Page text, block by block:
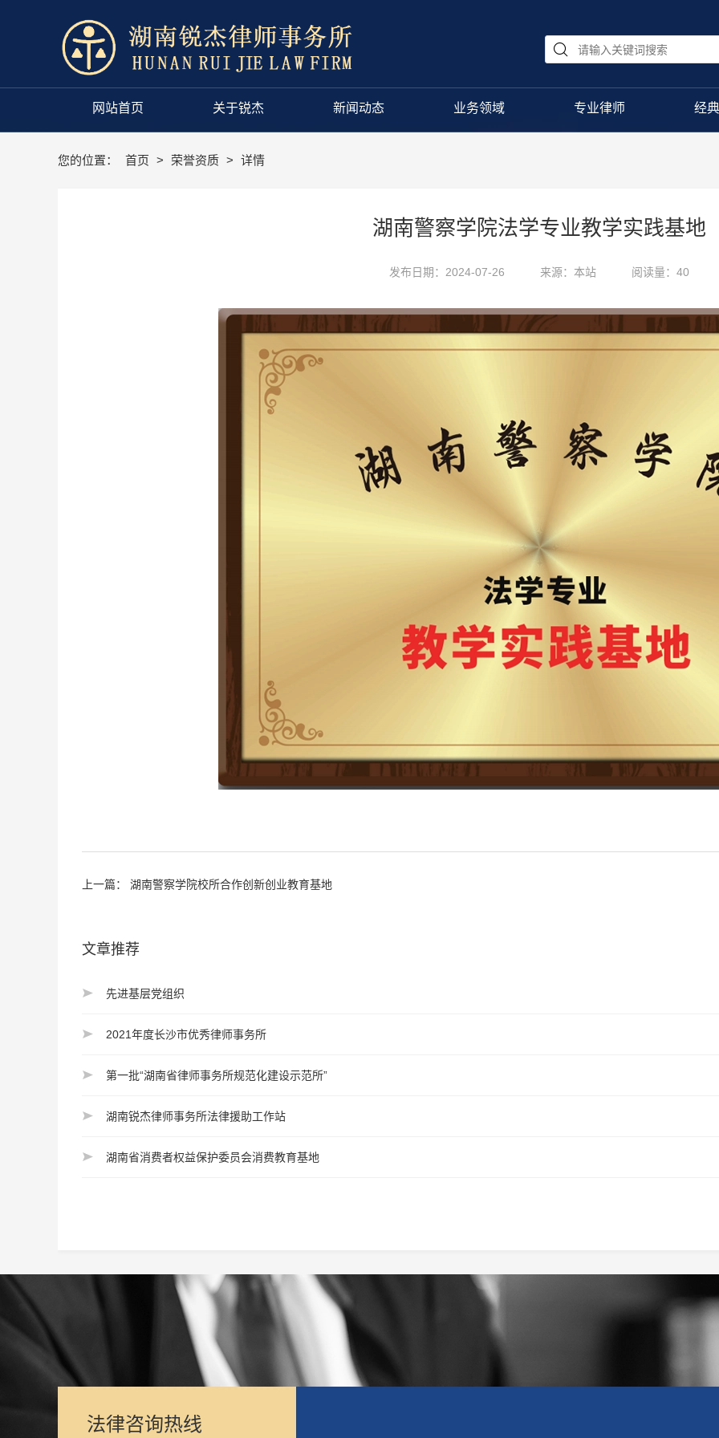
网站首页 关于锐杰 新闻动态 业务领域 专业律师 经
您的位置： 首页 > 荣誉资质 > 详情
湖南警察学院法学专业教学实践基地
发布日期：2024-07-26 来源：本站 阅读量：40
上一篇： 湖南警察学院校所合作创新创业教育基地
文章推荐
先进基层党组织
2021年度长沙市优秀律师事务所
第一批“湖南省律师事务所规范化建设示范所”
湖南锐杰律师事务所法律援助工作站
湖南省消费者权益保护委员会消费教育基地
法律咨询热线